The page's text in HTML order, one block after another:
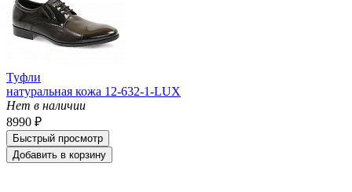
Туфли
натуральная кожа 12-632-1-LUX
Нет в наличии
8990 ₽
Быстрый просмотр
Добавить в корзину